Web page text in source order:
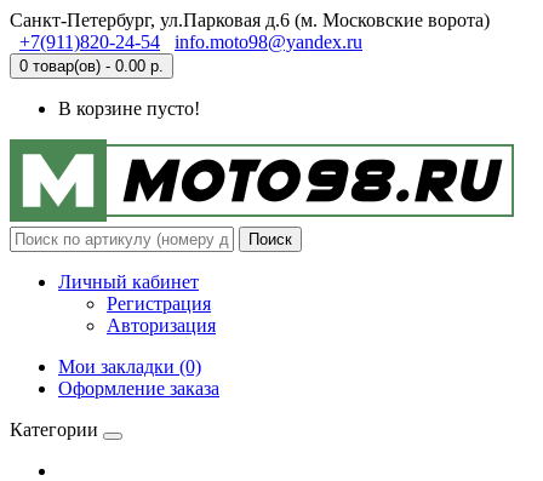
Санкт-Петербург, ул.Парковая д.6 (м. Московские ворота)
+7(911)820-24-54
info.moto98@yandex.ru
0 товар(ов) - 0.00 р.
В корзине пусто!
Поиск
Личный кабинет
Регистрация
Авторизация
Мои закладки (0)
Оформление заказа
Категории